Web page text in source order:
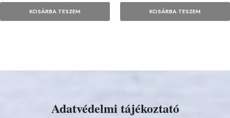
KOSÁRBA TESZEM KOSÁRBA TESZEM
Adatvédelmi tájékoztató